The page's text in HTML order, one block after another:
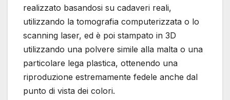
realizzato basandosi su cadaveri reali,
utilizzando la tomografia computerizzata o lo
scanning laser, ed è poi stampato in 3D
utilizzando una polvere simile alla malta o una
particolare lega plastica, ottenendo una
riproduzione estremamente fedele anche dal
punto di vista dei colori.